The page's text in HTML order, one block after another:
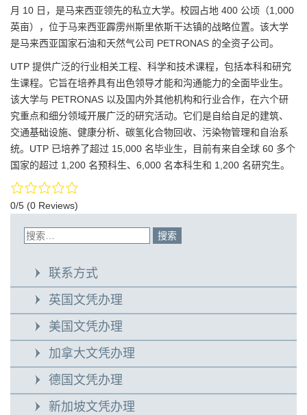
月 10 日，是马来西亚领先的私立大学。校园占地 400 公顷（1,000
英亩），位于马来西亚霹雳州斯里依斯干达镇的战略位置。该大学
是马来西亚国家石油和天然气公司 PETRONAS 的全资子公司。
UTP 提供广泛的行业相关工程、科学和技术课程，包括本科和研究
生课程。它旨在培养具有出色领导才能和沟通能力的全面毕业生。
该大学与 PETRONAS 以及国内外其他机构和行业合作，在六个研
究重点和细分领域开展广泛的研究活动。它们是自给自足的建筑、
交通基础设施、健康分析、碳氢化合物回收、污染物管理和自治系
统。UTP 已培养了超过 15,000 名毕业生，目前有来自全球 60 多个
国家的超过 1,200 名预科生、6,000 名本科生和 1,200 名研究生。
0/5 (0 Reviews)
联系方式
英国文凭办理
美国文凭办理
加拿大文凭办理
德国文凭办理
新加坡文凭办理